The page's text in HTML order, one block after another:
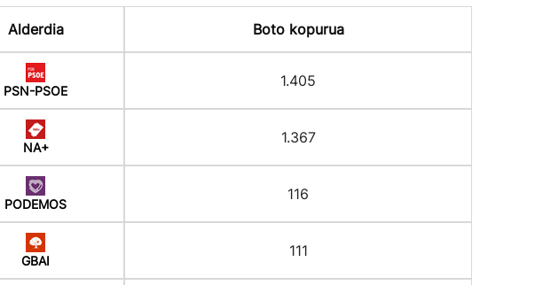
Alderdia Boto kopurua
PSN-PSOE
1.405
NA+
1.367
PODEMOS
116
GBAI
111